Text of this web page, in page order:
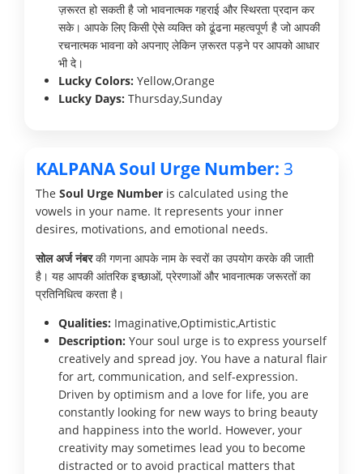
ज़रूरत हो सकती है जो भावनात्मक गहराई और स्थिरता प्रदान कर
सके। आपके लिए किसी ऐसे व्यक्ति को ढूंढना महत्वपूर्ण है जो आपकी
रचनात्मक भावना को अपनाए लेकिन ज़रूरत पड़ने पर आपको आधार
भी दे।
Lucky Colors: Yellow,Orange
Lucky Days: Thursday,Sunday
KALPANA Soul Urge Number: 3
The Soul Urge Number is calculated using the
vowels in your name. It represents your inner
desires, motivations, and emotional needs.
सोल अर्ज नंबरकी गणना आपके नाम के स्वरों का उपयोग करके की जाती
है। यह आपकी आंतरिक इच्छाओं, प्रेरणाओं और भावनात्मक जरूरतों का
प्रतिनिधित्व करता है।
Qualities: Imaginative,Optimistic,Artistic
Description: Your soul urge is to express yourself
creatively and spread joy. You have a natural flair
for art, communication, and self-expression.
Driven by optimism and a love for life, you are
constantly looking for new ways to bring beauty
and happiness into the world. However, your
creativity may sometimes lead you to become
distracted or to avoid practical matters that